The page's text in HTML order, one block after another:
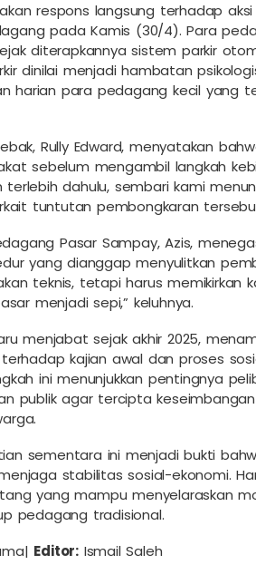
respons langsung terhadap
pada Kamis (30/4). Para
diterapkannya sistem parkir
dinilai menjadi hambatan
harian para pedagang kecil yang
Rully Edward, menyatakan
sebelum mengambil langkah
terlebih dahulu, sembari kami
tuntutan pembongkaran
Pasar Sampay, Azis,
yang dianggap menyulitkan
teknis, tetapi harus memikirkan
menjadi sepi,” keluhnya.
menjabat sejak akhir 2025,
kajian awal dan proses
ini menunjukkan pentingnya
publik agar tercipta
sementara ini menjadi bukti
stabilitas sosial-ekonomi.
yang mampu menyelaraskan
pedagang tradisional.
Editor: Ismail Saleh